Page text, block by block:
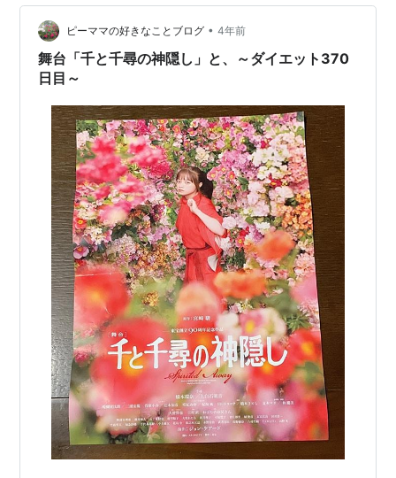
の身長について確認してみましょう。 実は、橋本環奈さ
んの身長は160cm以下とされています。 正確な身長につ
いては公式には発表されていませんが、ファンの間では
160cm前後と言われていま…
ピーママの好きなことブログ • 4年前
舞台「千と千尋の神隠し」と、～ダイエット370
日目～